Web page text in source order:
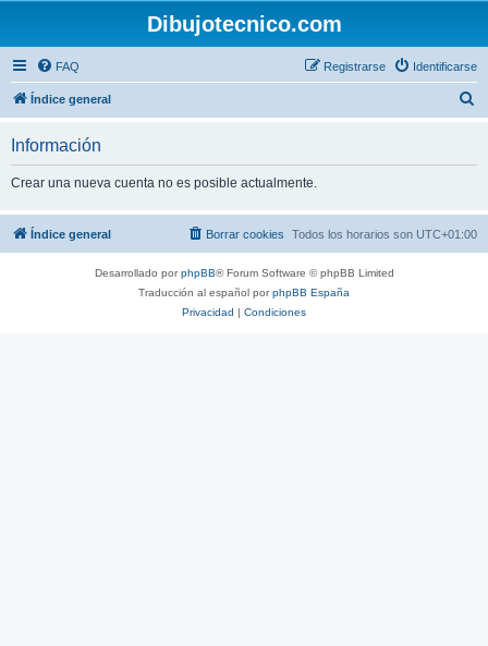
Dibujotecnico.com
FAQ Identificarse
Registrarse
Índice general
r
Información
Crear una nueva cuenta no es posible actualmente.
Índice general Todos los horarios son UTC+01:00
Borrar cookies
Desarrollado porphpBB® Forum Software © phpBB Limited
Traducción al español porphpBB España
Privacidad | Condiciones